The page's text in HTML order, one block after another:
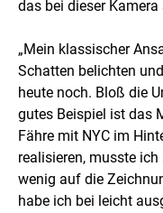
das bei dieser
„Mein klassischer
Schatten belichten
heute noch. Bloß die
gutes Beispiel ist das
Fähre mit NYC im
realisieren, musste
wenig auf die
habe ich bei leicht